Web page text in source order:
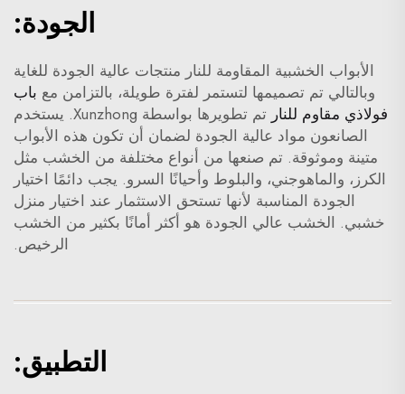
الجودة:
الأبواب الخشبية المقاومة للنار منتجات عالية الجودة للغاية
وبالتالي تم تصميمها لتستمر لفترة طويلة، بالتزامن مع باب
فولاذي مقاوم للنار
تم تطويرها بواسطة Xunzhong. يستخدم
الصانعون مواد عالية الجودة لضمان أن تكون هذه الأبواب
متينة وموثوقة. تم صنعها من أنواع مختلفة من الخشب مثل
الكرز، والماهوجني، والبلوط وأحيانًا السرو. يجب دائمًا اختيار
الجودة المناسبة لأنها تستحق الاستثمار عند اختيار منزل
خشبي. الخشب عالي الجودة هو أكثر أمانًا بكثير من الخشب
الرخيص.
التطبيق: